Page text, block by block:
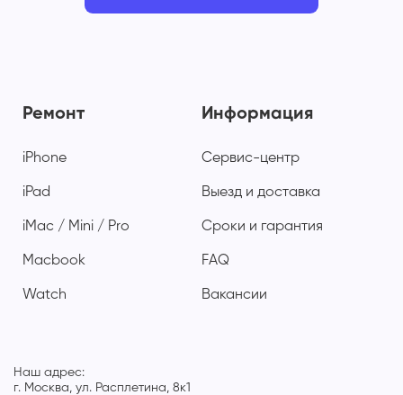
Ремонт
iPhone
iPad
iMac / Mini / Pro
Macbook
Watch
Информация
Сервис-центр
Выезд и доставка
Сроки и гарантия
FAQ
Вакансии
Наш адрес:
г. Москва, ул. Расплетина, 8к1